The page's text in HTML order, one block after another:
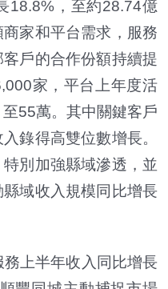
18.8%，至約28.74億
家和平台需求，服務
戶的合作份額持續提
家，平台上年度活
55萬。其中關鍵客戶
錄得高雙位數增長。
別加強縣域滲透，並
域收入規模同比增長
上半年收入同比增長